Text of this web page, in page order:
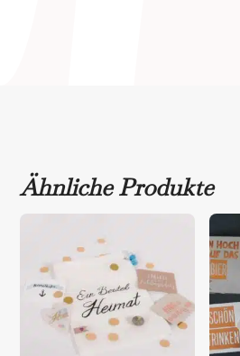
Ähnliche Produkte